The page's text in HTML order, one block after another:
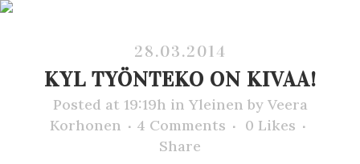
28.03.2014
KYL TYÖNTEKO ON KIVAA!
Posted at 19:19h in Yleinen by Veera
Korhonen
4 Comments 0 Likes
Share